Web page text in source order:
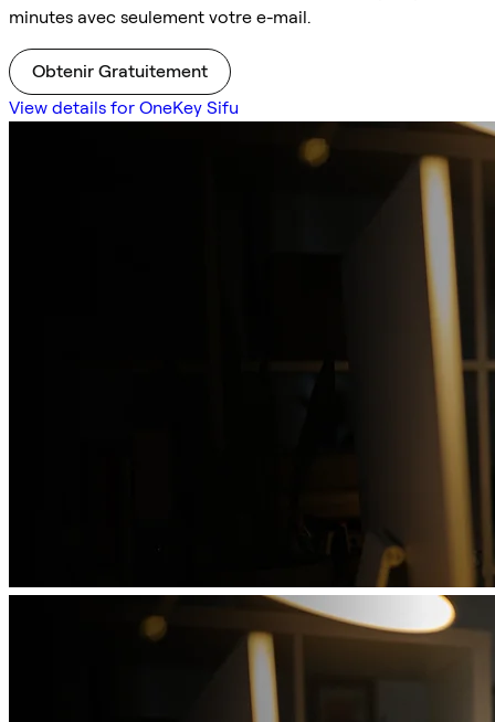
minutes avec seulement votre e-mail.
Obtenir Gratuitement
View details for OneKey Sifu